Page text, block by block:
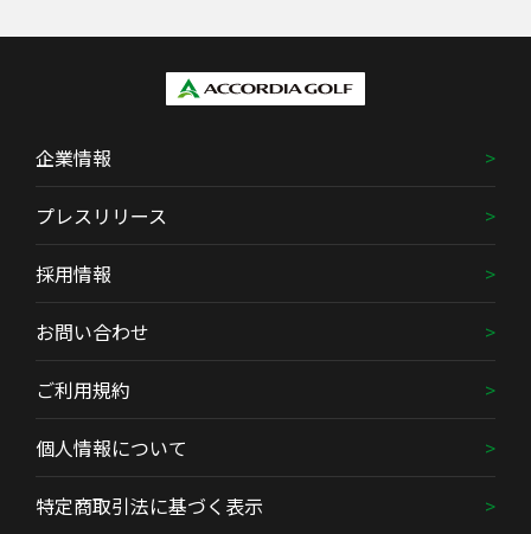
企業情報
プレスリリース
採用情報
お問い合わせ
ご利用規約
個人情報について
特定商取引法に基づく表示